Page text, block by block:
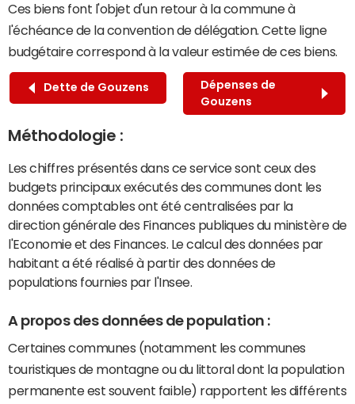
Ces biens font l'objet d'un retour à la commune à
l'échéance de la convention de délégation. Cette ligne
budgétaire correspond à la valeur estimée de ces biens.
Dette de Gouzens
Dépenses de
Gouzens
Méthodologie :
Les chiffres présentés dans ce service sont ceux des
budgets principaux exécutés des communes dont les
données comptables ont été centralisées par la
direction générale des Finances publiques du ministère de
l'Economie et des Finances. Le calcul des données par
habitant a été réalisé à partir des données de
populations fournies par l'Insee.
A propos des données de population :
Certaines communes (notamment les communes
touristiques de montagne ou du littoral dont la population
permanente est souvent faible) rapportent les différents